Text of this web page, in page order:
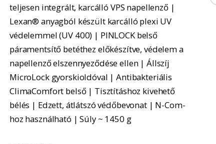
teljesen integrált, karcálló VPS napellenző |
Lexan® anyagból készült karcálló plexi UV
védelemmel (UV 400) | PINLOCK belső
páramentsítő betéthez előkészítve, védelem a
napellenző elszennyeződése ellen | Állszíj
MicroLock gyorskioldóval | Antibakteriális
ClimaComfort belső | Tisztításhoz kivehető
bélés | Edzett, átlátszó védőbevonat | N-Com-
hoz használható | Súly ~ 1450 g